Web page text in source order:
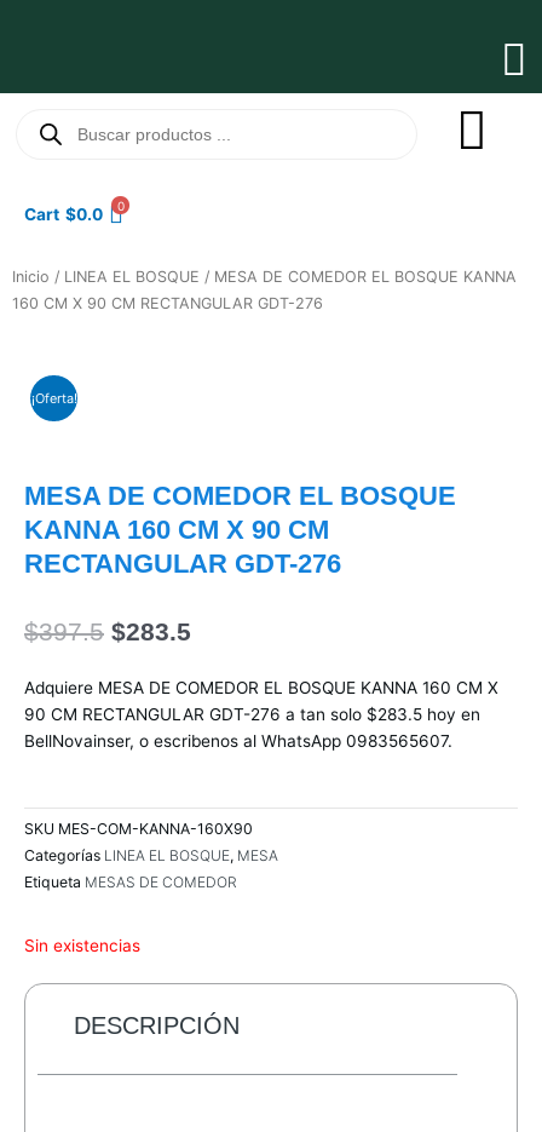
productos
Cart $0.0 0
Inicio / LINEA EL BOSQUE / MESA DE COMEDOR EL BOSQUE KANNA
160 CM X 90 CM RECTANGULAR GDT-276
¡Oferta!
MESA DE COMEDOR EL BOSQUE
KANNA 160 CM X 90 CM
RECTANGULAR GDT-276
$397.5 El
original
era:
$397.5.
$283.5
actual
es:
$283.5.
Adquiere MESA DE COMEDOR EL BOSQUE KANNA 160 CM X
90 CM RECTANGULAR GDT-276 a tan solo $283.5 hoy en
BellNovainser, o escribenos al WhatsApp 0983565607.
SKU MES-COM-KANNA-160X90
Categorías LINEA EL BOSQUE, MESA
Etiqueta MESAS DE COMEDOR
Sin existencias
DESCRIPCIÓN